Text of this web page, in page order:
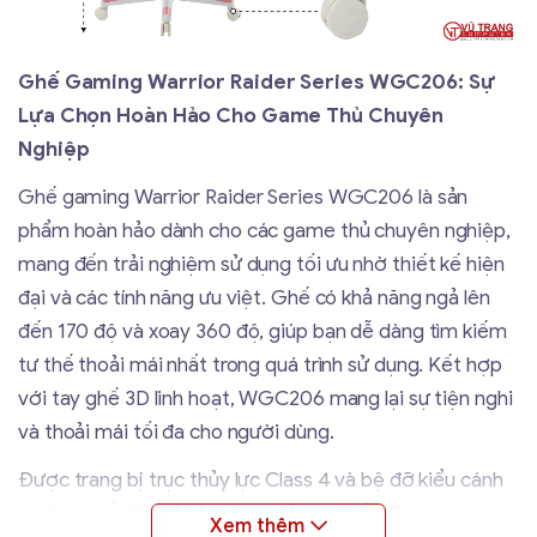
Ghế Gaming Warrior Raider Series WGC206: Sự
Lựa Chọn Hoàn Hảo Cho Game Thủ Chuyên
Nghiệp
Ghế gaming Warrior Raider Series WGC206 là sản
phẩm hoàn hảo dành cho các game thủ chuyên nghiệp,
mang đến trải nghiệm sử dụng tối ưu nhờ thiết kế hiện
đại và các tính năng ưu việt. Ghế có khả năng ngả lên
đến 170 độ và xoay 360 độ, giúp bạn dễ dàng tìm kiếm
tư thế thoải mái nhất trong quá trình sử dụng. Kết hợp
với tay ghế 3D linh hoạt, WGC206 mang lại sự tiện nghi
và thoải mái tối đa cho người dùng.
Được trang bị trục thủy lực Class 4 và bệ đỡ kiểu cánh
bướm, ghế WGC206 không chỉ có độ ổn định cao mà